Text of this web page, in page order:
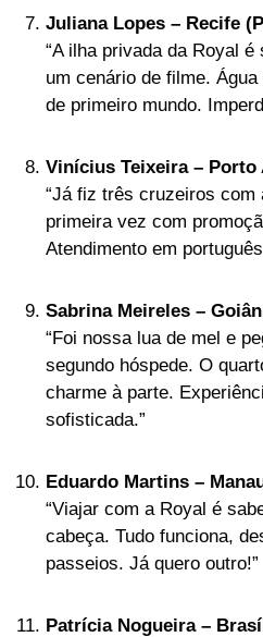
Juliana Lopes – Recife
“A ilha privada da Royal
um cenário de filme.
de primeiro mundo.
Vinícius Teixeira – Porto
“Já fiz três cruzeiros com
primeira vez com
Atendimento em
Sabrina Meireles –
“Foi nossa lua de mel e
segundo hóspede. O
charme à parte.
sofisticada.”
Eduardo Martins –
“Viajar com a Royal é
cabeça. Tudo funciona,
passeios. Já quero outro!”
Patrícia Nogueira –